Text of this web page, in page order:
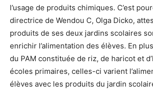
l’usage de produits chimiques. C’est
directrice de Wendou C, Olga Dicko,
produits de ses deux jardins scolaires
enrichir l’alimentation des élèves. En
du PAM constituée de riz, de haricot et
écoles primaires, celles-ci varient
élèves avec les produits du jardin